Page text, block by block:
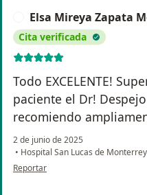
Elsa Mireya Zapata
Cita verificada
Todo EXCELENTE!
paciente el Dr!
recomiendo
2 de junio de 2025
• Hospital San Lucas de Monterrey
en opinión del usuario Elsa Mireya
Reportar